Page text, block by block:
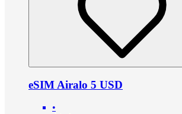
eSIM Airalo 5 USD
•